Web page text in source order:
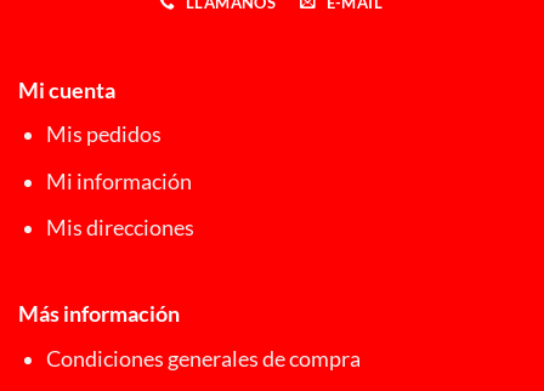
Mi cuenta
Mis pedidos
Mi información
Mis direcciones
Más información
Condiciones generales de compra